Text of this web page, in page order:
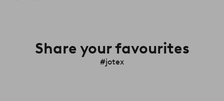
Share your favourites
#jotex